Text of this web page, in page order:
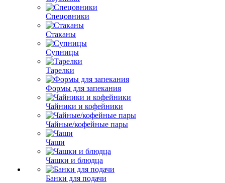
Спецовники
Стаканы
Супницы
Тарелки
Формы для запекания
Чайники и кофейники
Чайные/кофейные пары
Чаши
Чашки и блюдца
Банки для подачи